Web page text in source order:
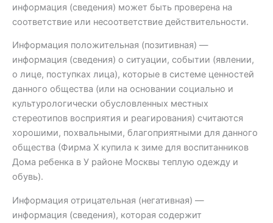
информация (сведения) может быть проверена на
соответствие или несоответствие действительности.
Информация положительная (позитивная) —
информация (сведения) о ситуации, событии (явлении,
о лице, поступках лица), которые в системе ценностей
данного общества (или на основании социально и
культурологически обусловленных местных
стереотипов восприятия и реагирования) считаются
хорошими, похвальными, благоприятными для данного
общества (Фирма Х купила к зиме для воспитанников
Дома ребенка в У районе Москвы теплую одежду и
обувь).
Информация отрицательная (негативная) —
информация (сведения), которая содержит